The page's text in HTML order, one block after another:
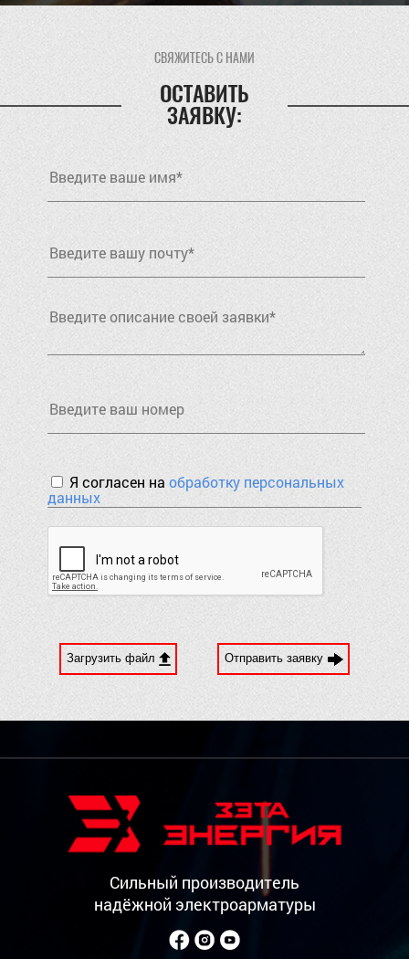
СВЯЖИТЕСЬ С НАМИ
ОСТАВИТЬ
ЗАЯВКУ:
Я согласен наобработку персональных
данных
Загрузить файл Отправить заявку
Сильный производитель
надёжной электроарматуры